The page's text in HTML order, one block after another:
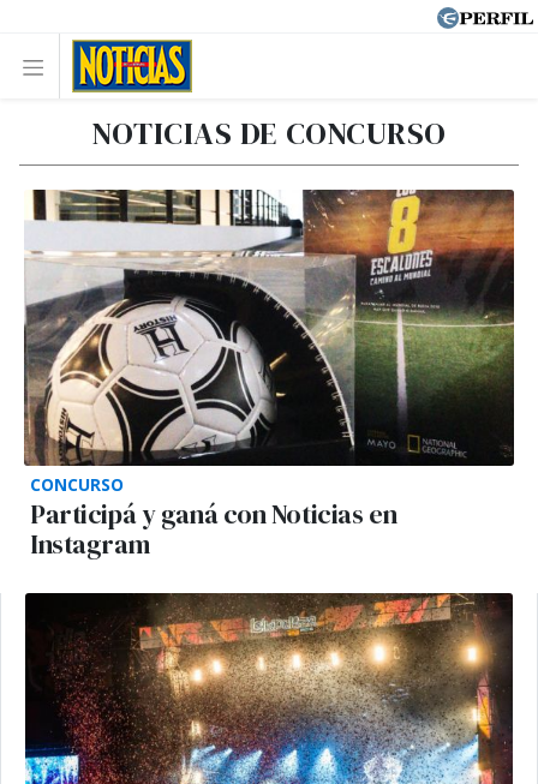
NOTICIAS DE CONCURSO
CONCURSO
Participá y ganá con Noticias en
Instagram